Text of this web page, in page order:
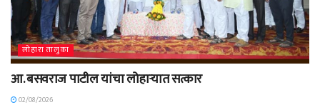
लोहारा तालुका
आ. बसवराज पाटील यांचा लोहाऱ्यात सत्कार
02/08/2026